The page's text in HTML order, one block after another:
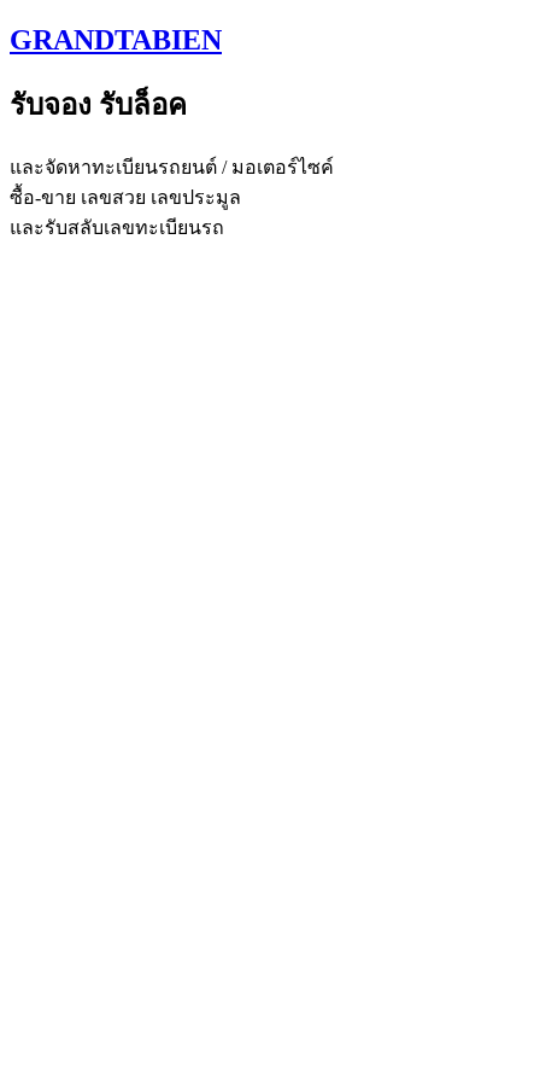
Skip
to
GRANDTABIEN
รับจอง รับล็อค
และจัดหาทะเบียนรถยนต์ / มอเตอร์ไซค์
ซื้อ-ขาย เลขสวย เลขประมูล
และรับสลับเลขทะเบียนรถ